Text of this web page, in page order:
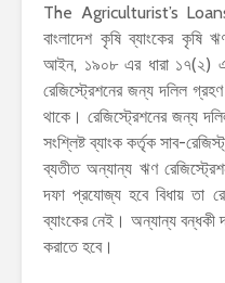
The Agriculturist’s
বাংলাদেশ কৃষি ব্যাংকের কৃষি
আইন, ১৯০৮ এর ধারা ১৭(২)
রেজিস্ট্রেশনের জন্য দলিল গ্রহণ
থাকে। রেজিস্ট্রেশনের জন্য
সংশ্লিষ্ট ব্যাংক কর্তৃক সাব-
ব্যতীত অন্যান্য ঋণ
দফা প্রযোজ্য হবে বিধায় তা
ব্যাংকের নেই। অন্যান্য বন্ধকী
করাতে হবে।